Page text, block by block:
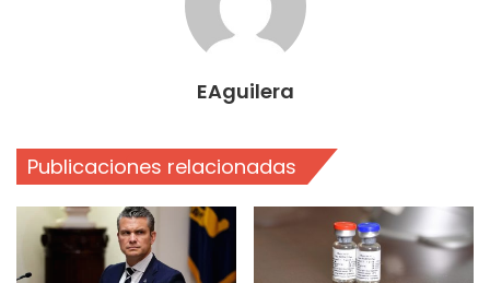
EAguilera
Publicaciones relacionadas